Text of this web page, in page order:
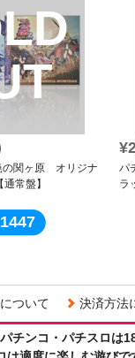
の関ヶ原 オリジナ
常盤】
1447
パ
ラ
ついて 決済方法
チンコ・パチスロは